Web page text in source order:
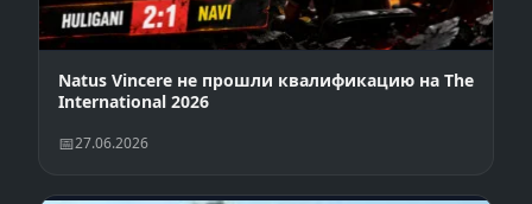
Natus Vincere не прошли квалификацию на The
International 2026
27.06.2026